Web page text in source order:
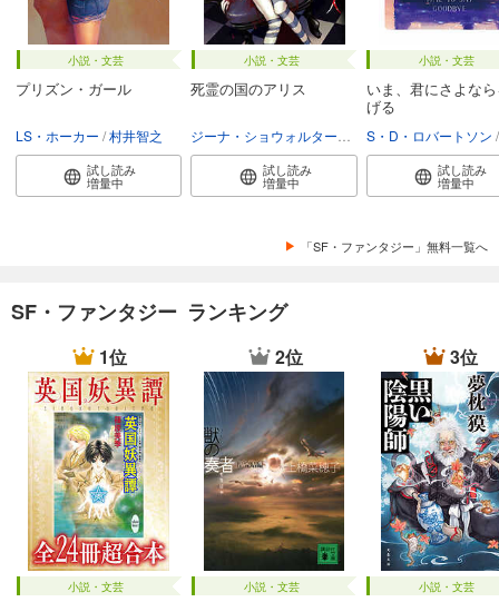
小説・文芸
プリズン・ガール
LS・ホーカー 村井智之
試し読み
増量中
小説・文芸
死霊の国のアリス
大美賀馨
試し読み
増量中
小説・文芸
いま、君にさよな
げる
S・D・ロバートソン
試し読み
増量中
「SF・ファンタジー」無料一覧へ
SF・ファンタジー ランキング
1位
小説・文芸
2位
小説・文芸
3位
小説・文芸